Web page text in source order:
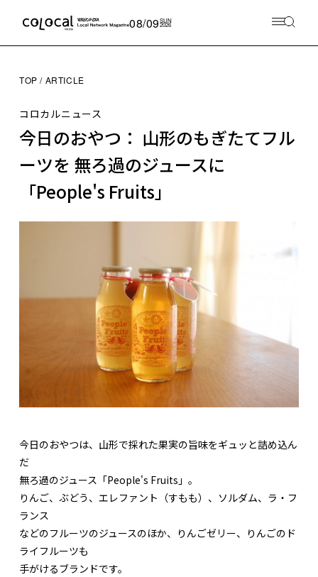
08/09SUN
2026
TOP ARTICLE
コロカルニュース
今日のおやつ： 山形のもぎたてフル
ーツを 無ろ過のジュースに
「People's Fruits」
今日のおやつは、山形で採れた果実の旨味をギュッと詰め込ん
だ
無ろ過のジュース「People's Fruits」。
りんご、ぶどう、エレファント（すもも）、ソルダム、ラ・フ
ランス
などのフルーツのジュースのほか、りんごゼリー、りんごのド
ライフルーツも
手がけるブランドです。